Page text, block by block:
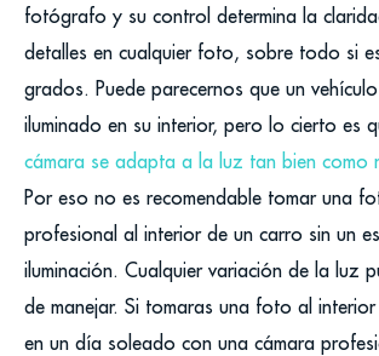
fotógrafo y su control determina la
detalles en cualquier foto, sobre todo si
grados. Puede parecernos que un
iluminado en su interior, pero lo cierto es
cámara se adapta a la luz tan bien como
Por eso no es recomendable tomar una
profesional al interior de un carro sin un
iluminación. Cualquier variación de la luz
de manejar. Si tomaras una foto al
en un día soleado con una cámara